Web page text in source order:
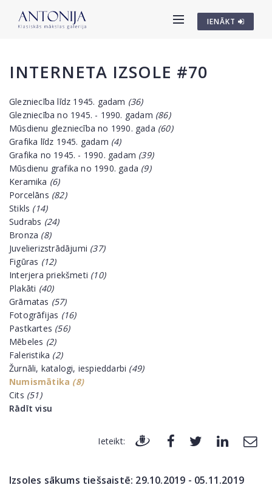
IENĀKT
INTERNETA IZSOLE #70
Glezniecība līdz 1945. gadam (36)
Glezniecība no 1945. - 1990. gadam (86)
Mūsdienu glezniecība no 1990. gada (60)
Grafika līdz 1945. gadam (4)
Grafika no 1945. - 1990. gadam (39)
Mūsdienu grafika no 1990. gada (9)
Keramika (6)
Porcelāns (82)
Stikls (14)
Sudrabs (24)
Bronza (8)
Juvelierizstrādājumi (37)
Figūras (12)
Interjera priekšmeti (10)
Plakāti (40)
Grāmatas (57)
Fotogrāfijas (16)
Pastkartes (56)
Mēbeles (2)
Faleristika (2)
Žurnāli, katalogi, iespieddarbi (49)
Numismātika (8)
Cits (51)
Rādīt visu
Ieteikt:
Izsoles sākums tiešsaistē: 29.10.2019 - 05.11.2019